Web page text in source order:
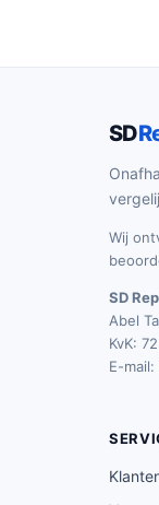
SD
Wij
SD
Abel
KvK:
E-mail: